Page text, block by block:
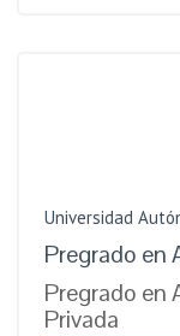
Universidad
Pregrado en
Pregrado en
Privada